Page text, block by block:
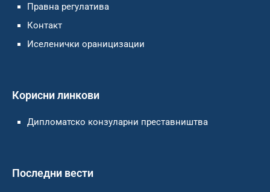
Правна регулатива
Контакт
Иселенички ораницизации
Корисни линкови
Дипломатско конзуларни преставништва
Последни вести